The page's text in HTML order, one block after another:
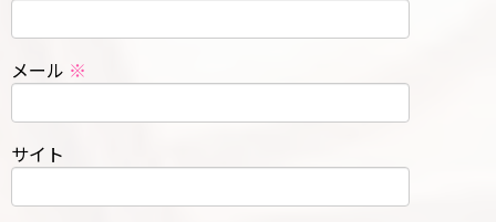
メール ※
サイト